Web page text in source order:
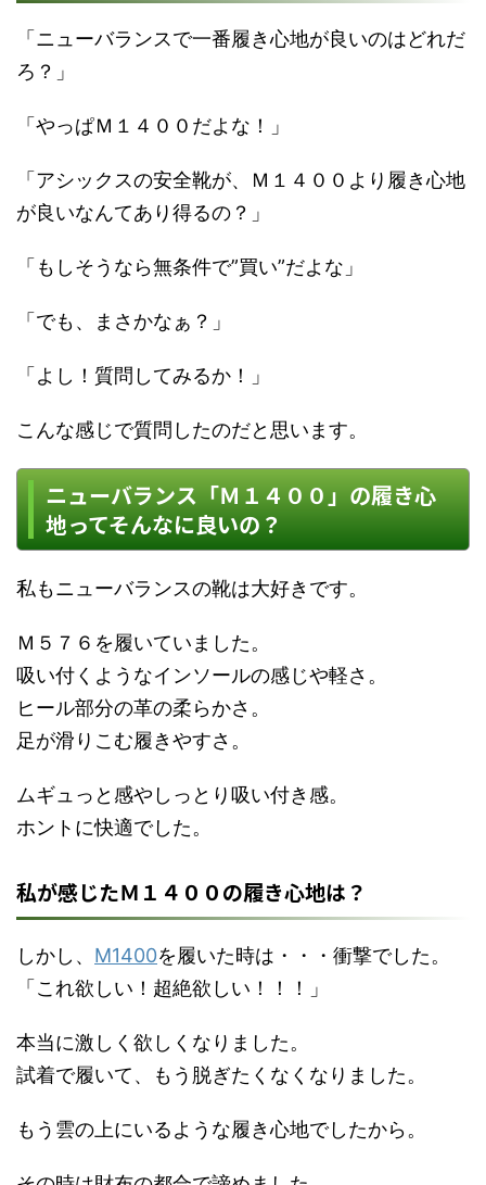
「ニューバランスで一番履き心地が良いのはどれだ
ろ？」
「やっぱＭ１４００だよな！」
「アシックスの安全靴が、Ｍ１４００より履き心地
が良いなんてあり得るの？」
「もしそうなら無条件で”買い”だよな」
「でも、まさかなぁ？」
「よし！質問してみるか！」
こんな感じで質問したのだと思います。
ニューバランス「Ｍ１４００」の履き心
地ってそんなに良いの？
私もニューバランスの靴は大好きです。
Ｍ５７６を履いていました。
吸い付くようなインソールの感じや軽さ。
ヒール部分の革の柔らかさ。
足が滑りこむ履きやすさ。
ムギュっと感やしっとり吸い付き感。
ホントに快適でした。
私が感じたＭ１４００の履き心地は？
しかし、 M1400を履いた時は・・・衝撃でした。
「これ欲しい！超絶欲しい！！！」
本当に激しく欲しくなりました。
試着で履いて、もう脱ぎたくなくなりました。
もう雲の上にいるような履き心地でしたから。